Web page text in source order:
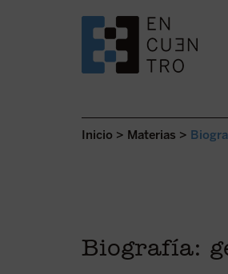
SALTAR AL CONTENIDO.
Inicio > Materias >
Biografía: